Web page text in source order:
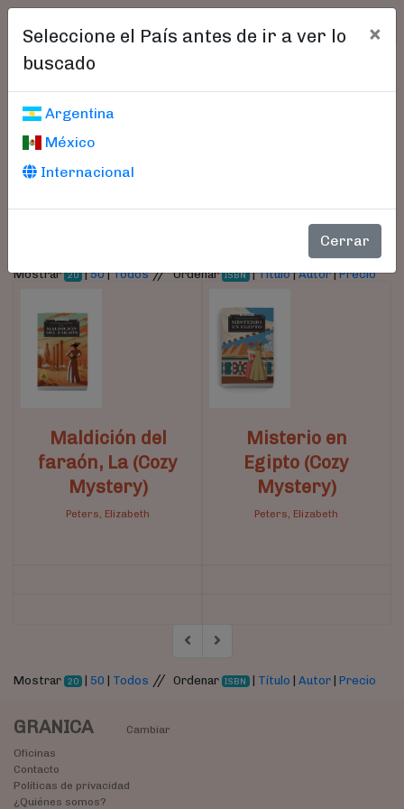
Seleccione el País antes de ir a ver lo
buscado
×
Argentina
México
Internacional
Cerrar
Libros encontrados
Parámetros
Mostrar 20 |50|Todos//Ordenar ISBN |Título|Autor|Precio
Maldición del
faraón, La (Cozy
Mystery)
Peters, Elizabeth
Misterio en
Egipto (Cozy
Mystery)
Peters, Elizabeth
Mostrar 20 | 50 Todos // Ordenar ISBN Título |Autor |Precio
GRANICA
Cambiar
Oficinas
Contacto
Políticas de privacidad
¿Quiénes somos?